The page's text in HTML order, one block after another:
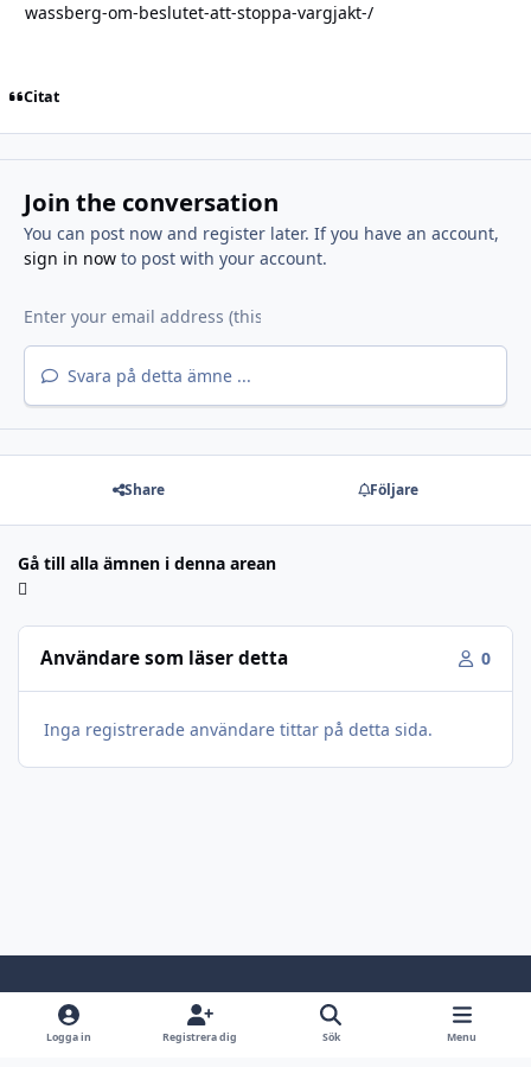
wassberg-om-beslutet-att-stoppa-vargjakt-/
Citat
Join the conversation
You can post now and register later. If you have an account,
sign in nowto post with your account.
Svara på detta ämne ...
Share Följare
Gå till alla ämnen i denna arean
Användare som läser detta 0
Inga registrerade användare tittar på detta sida.
Light ModeDark ModeSystem Preference
Logga in Registrera dig Sök Menu